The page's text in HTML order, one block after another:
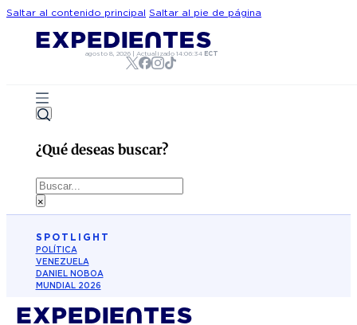
Saltar al contenido principal Saltar al pie de página
agosto 8, 2026| Actualizado 14:06:34 ECT
¿Qué deseas buscar?
Buscar
×
SPOTLIGHT
POLÍTICA
VENEZUELA
DANIEL NOBOA
MUNDIAL 2026